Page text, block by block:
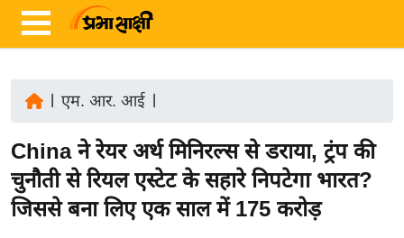
ज़ा
ख
ब
र
एम. आर. आई
China ने रेयर अर्थ मिनिरल्स से डराया, ट्रंप की
चुनौती से रियल एस्टेट के सहारे निपटेगा भारत?
जिससे बना लिए एक साल में 175 करोड़